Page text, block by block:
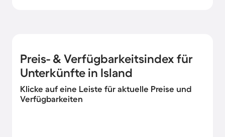
Preis- & Verfügbarkeitsindex für
Unterkünfte in Island
Klicke auf eine Leiste für aktuelle Preise und
Verfügbarkeiten